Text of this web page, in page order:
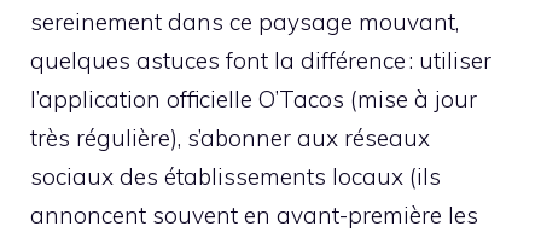
sereinement dans ce paysage mouvant,
quelques astuces font la différence : utiliser
l’application officielle O’Tacos (mise à jour
très régulière), s’abonner aux réseaux
sociaux des établissements locaux (ils
annoncent souvent en avant-première les